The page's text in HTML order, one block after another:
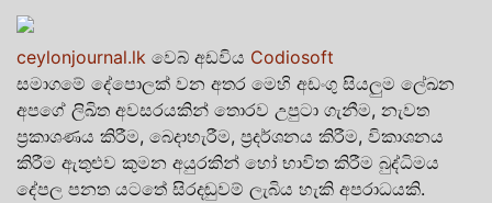
ceylonjournal.lk වෙබ් අඩවිය Codiosoft
සමාගමේ දේපොලක් වන අතර මෙහි අඩංගු සියලුම ලේඛන
අපගේ ලිඛිත අවසරයකින් තොරව උපුටා ගැනීම, නැවත
ප්‍රකාශණය කිරීම, බෙදාහැරීම, ප්‍රදර්ශනය කිරීම, විකාශනය
කිරීම ඇතුළුව කුමන අයුරකින් හෝ භාවිත කිරීම බුද්ධිමය
දේපල පනත යටතේ සිරදඬුවම් ලැබිය හැකි අපරාධයකි.